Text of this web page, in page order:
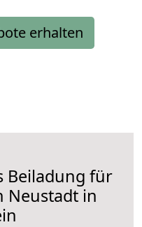
erhalten
Beiladung für
Neustadt in